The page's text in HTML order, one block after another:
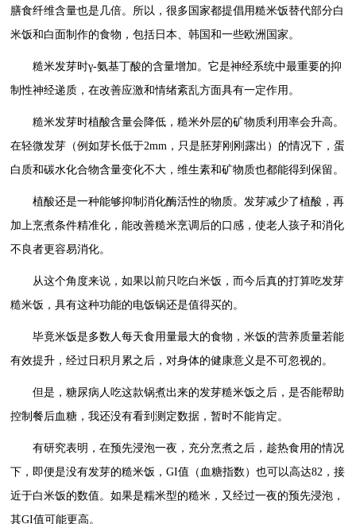
膳食纤维含量也是几倍。所以，很多国家都提倡用糙米饭替代部分白
米饭和白面制作的食物，包括日本、韩国和一些欧洲国家。
糙米发芽时γ-氨基丁酸的含量增加。它是神经系统中最重要的抑
制性神经递质，在改善应激和情绪紊乱方面具有一定作用。
糙米发芽时植酸含量会降低，糙米外层的矿物质利用率会升高。
在轻微发芽（例如芽长低于2mm，只是胚芽刚刚露出）的情况下，蛋
白质和碳水化合物含量变化不大，维生素和矿物质也都能得到保留。
植酸还是一种能够抑制消化酶活性的物质。发芽减少了植酸，再
加上烹煮条件精准化，能改善糙米烹调后的口感，使老人孩子和消化
不良者更容易消化。
从这个角度来说，如果以前只吃白米饭，而今后真的打算吃发芽
糙米饭，具有这种功能的电饭锅还是值得买的。
毕竟米饭是多数人每天食用量最大的食物，米饭的营养质量若能
有效提升，经过日积月累之后，对身体的健康意义是不可忽视的。
但是，糖尿病人吃这款锅煮出来的发芽糙米饭之后，是否能帮助
控制餐后血糖，我还没有看到测定数据，暂时不能肯定。
有研究表明，在预先浸泡一夜，充分烹煮之后，趁热食用的情况
下，即便是没有发芽的糙米饭，GI值（血糖指数）也可以高达82，接
近于白米饭的数值。如果是糯米型的糙米，又经过一夜的预先浸泡，
其GI值可能更高。